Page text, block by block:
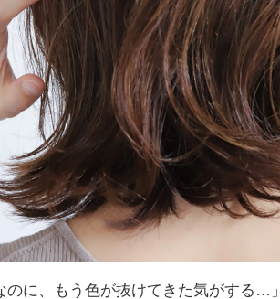
のに、もう色が抜けてきた気がする…」